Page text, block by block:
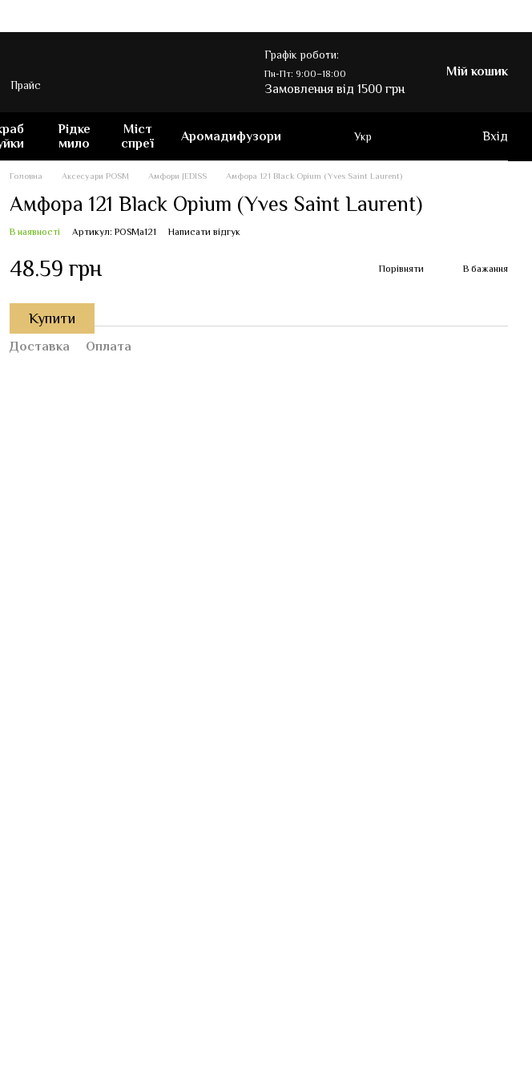
Прайс
Графік роботи:
Пн-Пт: 9:00–18:00
Замовлення від 1500 грн
Мій кошик
Рідке
мило
Міст
спреї
Аромадифузори Укр Вхід
Головна Аксесуари POSM Амфори JEDISS Амфора 121 Black Opium (Yves Saint Laurent)
Амфора 121 Black Opium (Yves Saint Laurent)
В наявності Артикул: POSMa121 Написати відгук
48.59 грн Порівняти В бажання
Купити
Доставка Оплата